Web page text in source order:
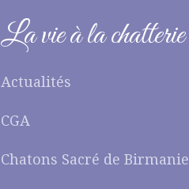
La vie à la chatterie
Actualités
CGA
Chatons Sacré de Birmanie